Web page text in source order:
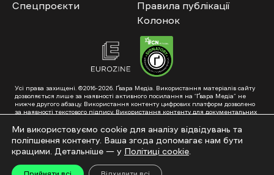
Спецпроєкти
Правила публікації
Колонок
Усі права захищені. ©2016-2026. Ґвара Медіа. Використання матеріалів сайту
дозволяється лише за наявності активного посилання на “Ґвара Медіа” не
нижче другого абзацу. Використання контенту цифрових платформ дозволено
за наявності текстового підпису. Використання контенту для документальних
схвалення від редакції.
Суб’єкт у сфері онлайн-медіа; ідентифікатор медіа – R40-01353. Поштова
адреса: ГО «Ґвара Медіа», 61057, Харків, вул. Гоголя, 14, абонентська скринька
№7400
Підкинь нам тему на пошту – hello@gwaramedia.com
Ми використовуємо cookie для аналізу відвідувань та
поліпшення контенту. Ваша згода допомагає нам бути
кращими. Детальніше — у Політиці cookie